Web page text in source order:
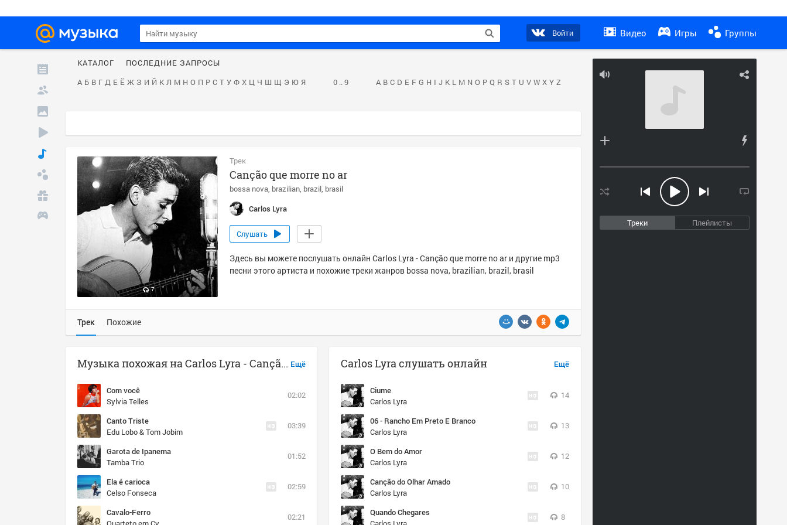
Войти Видео Игры Группы
Треки Плейлисты
КАТАЛОГ
ПОСЛЕДНИЕ ЗАПРОСЫ
А Б В Г Д Е Ё Ж З И Й К Л М Н О П Р С Т У Ф Х Ц Ч Ш Щ Э Ю Я 0 .. 9 A B C D E F G H I J K L M N O P Q R S T U V W X Y Z
7
Трек
Canção que morre no ar
bossa nova brazilian brazil brasil
Carlos Lyra
Слушать
Здесь вы можете послушать онлайн Carlos Lyra - Canção que morre no ar и другие mp3
песни этого артиста и похожие треки жанров bossa nova, brazilian, brazil, brasil
Трек Похожие
Ещё
Музыка похожая на Carlos Lyra - Canção que morre no ar
Com você
Sylvia Telles
02:02
Canto Triste
Edu Lobo & Tom Jobim
03:39
Garota de Ipanema
Tamba Trio
01:52
Ela é carioca
Celso Fonseca
02:59
Cavalo-Ferro
02:21
Ещё
Carlos Lyra слушать онлайн
Ciume
Carlos Lyra
14
06 - Rancho Em Preto E Branco
Carlos Lyra
13
O Bem do Amor
Carlos Lyra
12
Canção do Olhar Amado
Carlos Lyra
10
Quando Chegares
8